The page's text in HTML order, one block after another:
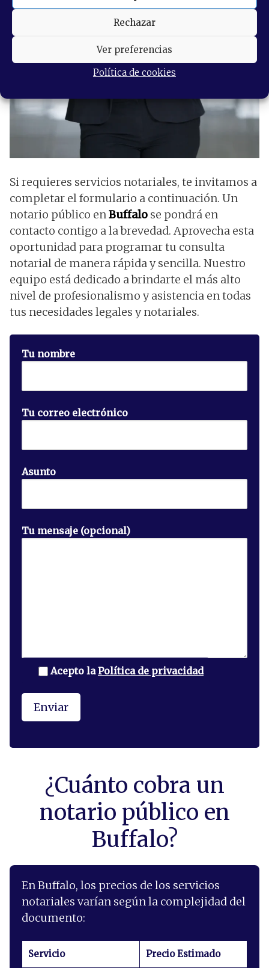
Rechazar
Ver preferencias
Política de cookies
Si requieres servicios notariales, te invitamos a
completar el formulario a continuación. Un
notario público enBuffalo se pondrá en
contacto contigo a la brevedad. Aprovecha esta
oportunidad para programar tu consulta
notarial de manera rápida y sencilla. Nuestro
equipo está dedicado a brindarte el más alto
nivel de profesionalismo y asistencia en todas
tus necesidades legales y notariales.
Tu nombre
Tu correo electrónico
Asunto
Tu mensaje (opcional)
Acepto laPolítica de privacidad
¿Cuánto cobra un
notario público en
Buffalo?
En Buffalo, los precios de los servicios
notariales varían según la complejidad del
documento:
Servicio Precio Estimado